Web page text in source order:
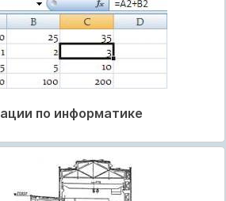
по информатике